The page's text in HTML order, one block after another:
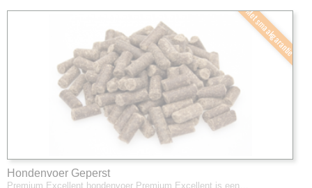
Met smaakgarantie
Hondenvoer Geperst
Premium Excellent hondenvoer Premium Excellent is een…